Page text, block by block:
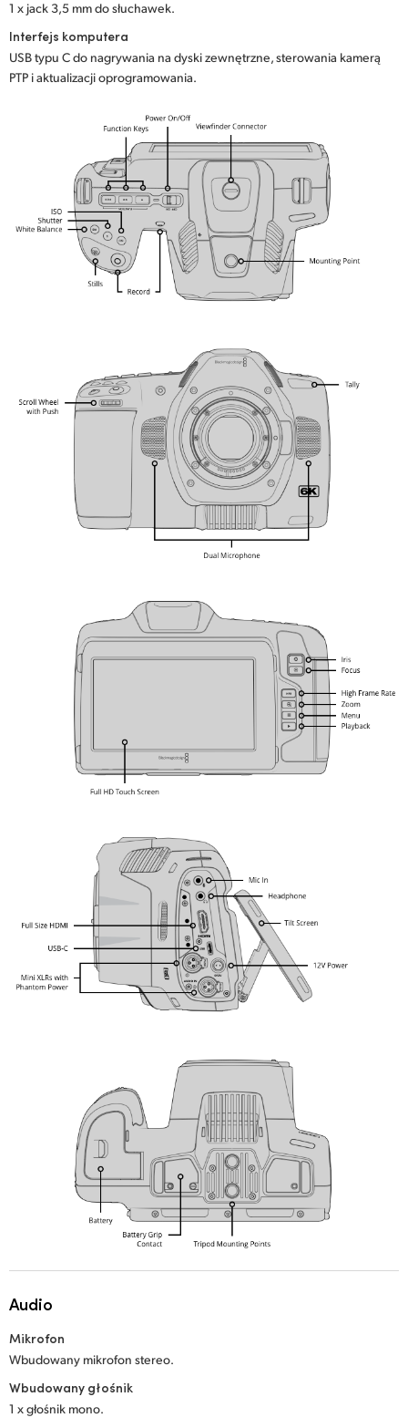
1 x jack 3,5 mm do słuchawek.
Interfejs komputera
USB typu C do nagrywania na dyski zewnętrzne, sterowania kamerą
PTP i aktualizacji oprogramowania.
Audio
Mikrofon
Wbudowany mikrofon stereo.
Wbudowany głośnik
1 x głośnik mono.